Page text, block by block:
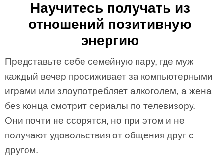
Научитесь получать из
отношений позитивную
энергию
Представьте себе семейную пару, где муж
каждый вечер просиживает за компьютерными
играми или злоупотребляет алкоголем, а жена
без конца смотрит сериалы по телевизору.
Они почти не ссорятся, но при этом и не
получают удовольствия от общения друг с
другом.